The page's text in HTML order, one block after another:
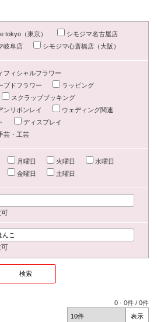
tokyo（東京）
シモジマ名古屋店
岐阜店
シモジマ心斎橋店（大阪）
フィシャルフラワー
ブドフラワー
ラッピング
スクラップブッキング
ンリボンレイ
ウェディング関連
ディスプレイ
芸・工芸
月曜日 火曜日
水曜日
金曜日 土曜日
0 -0件 /0件